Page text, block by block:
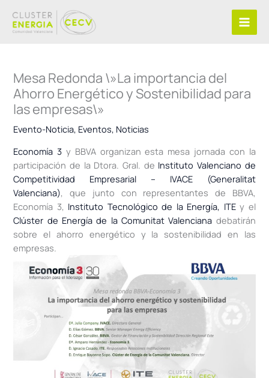
contenido
Mesa Redonda \»La importancia del
Ahorro Energético y Sostenibilidad para
las empresas\»
Evento-Noticia, Eventos, Noticias
Economía 3 y BBVA organizan esta mesa jornada con la
participación de la Dtora. Gral. de Instituto Valenciano de
Competitividad Empresarial – IVACE (Generalitat
Valenciana), que junto con representantes de BBVA,
Economía 3, Instituto Tecnológico de la Energía, ITEy el
Clúster de Energía de la Comunitat Valenciana debatirán
sobre el ahorro energético y la sostenibilidad en las
empresas.